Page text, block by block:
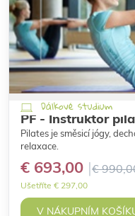
Dálkové studium
PF - Instruktor
Pilates je směsicí jógy,
relaxace.
€ 693,00 €
Ušetříte € 297,00
V NÁKUPNÍM